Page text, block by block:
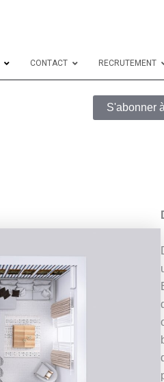
S'abonner
CONTACT
Adresse
RECRUTEMENT